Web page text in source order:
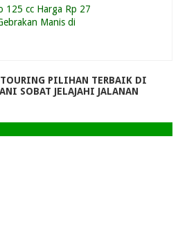
125 cc Harga Rp 27
Manis di
PILIHAN TERBAIK DI
SOBAT JELAJAHI JALANAN